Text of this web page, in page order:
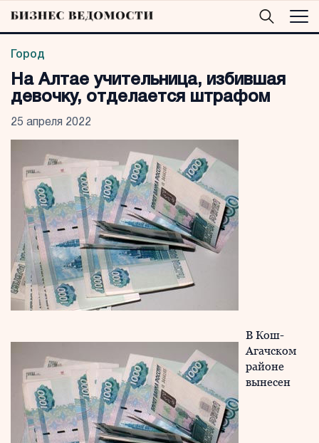
Город
На Алтае учительница, избившая
девочку, отделается штрафом
25 апреля 2022
В Кош-
Агачском
районе
вынесен